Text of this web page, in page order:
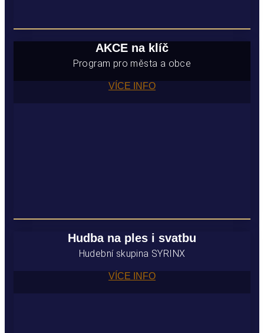
AKCE na klíč
Program pro města a obce
VÍCE INFO
Hudba na ples i svatbu
Hudební skupina SYRINX
VÍCE INFO